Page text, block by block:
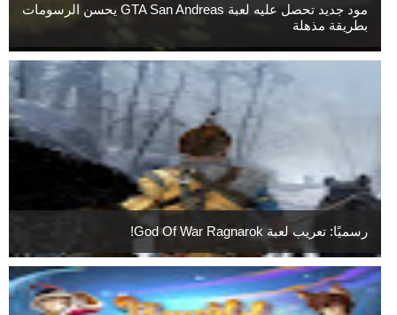
مود جديد تحصل عليه لعبة GTA San Andreas يحسن الرسومات
بطريقة مذهلة
رسميًا: تعريب لعبة God Of War Ragnarok!